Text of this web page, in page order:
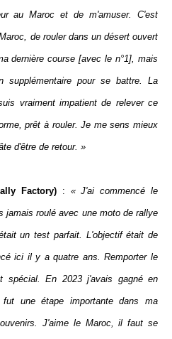
au Maroc et de m'amuser. C'est
de rouler dans un désert ouvert
dernière course [avec le n°1], mais
supplémentaire pour se battre. La
vraiment impatient de relever ce
prêt à rouler. Je me sens mieux
d'être de retour. »
Factory) : « J'ai commencé le
jamais roulé avec une moto de rallye
un test parfait. L'objectif était de
ici il y a quatre ans. Remporter le
spécial. En 2023 j'avais gagné en
une étape importante dans ma
J'aime le Maroc, il faut se